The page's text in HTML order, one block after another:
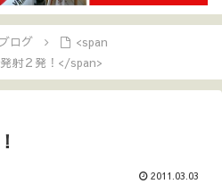
ログ
<span
射２発！</span>
2011.03.03